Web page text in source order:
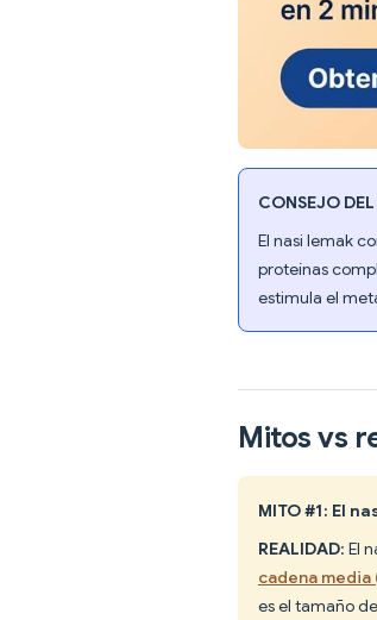
CONSEJO
El nasi lemak
proteínas
estimula el
Mitos vs
MITO #1: El
REALIDAD: El
cadena media
es el tamaño